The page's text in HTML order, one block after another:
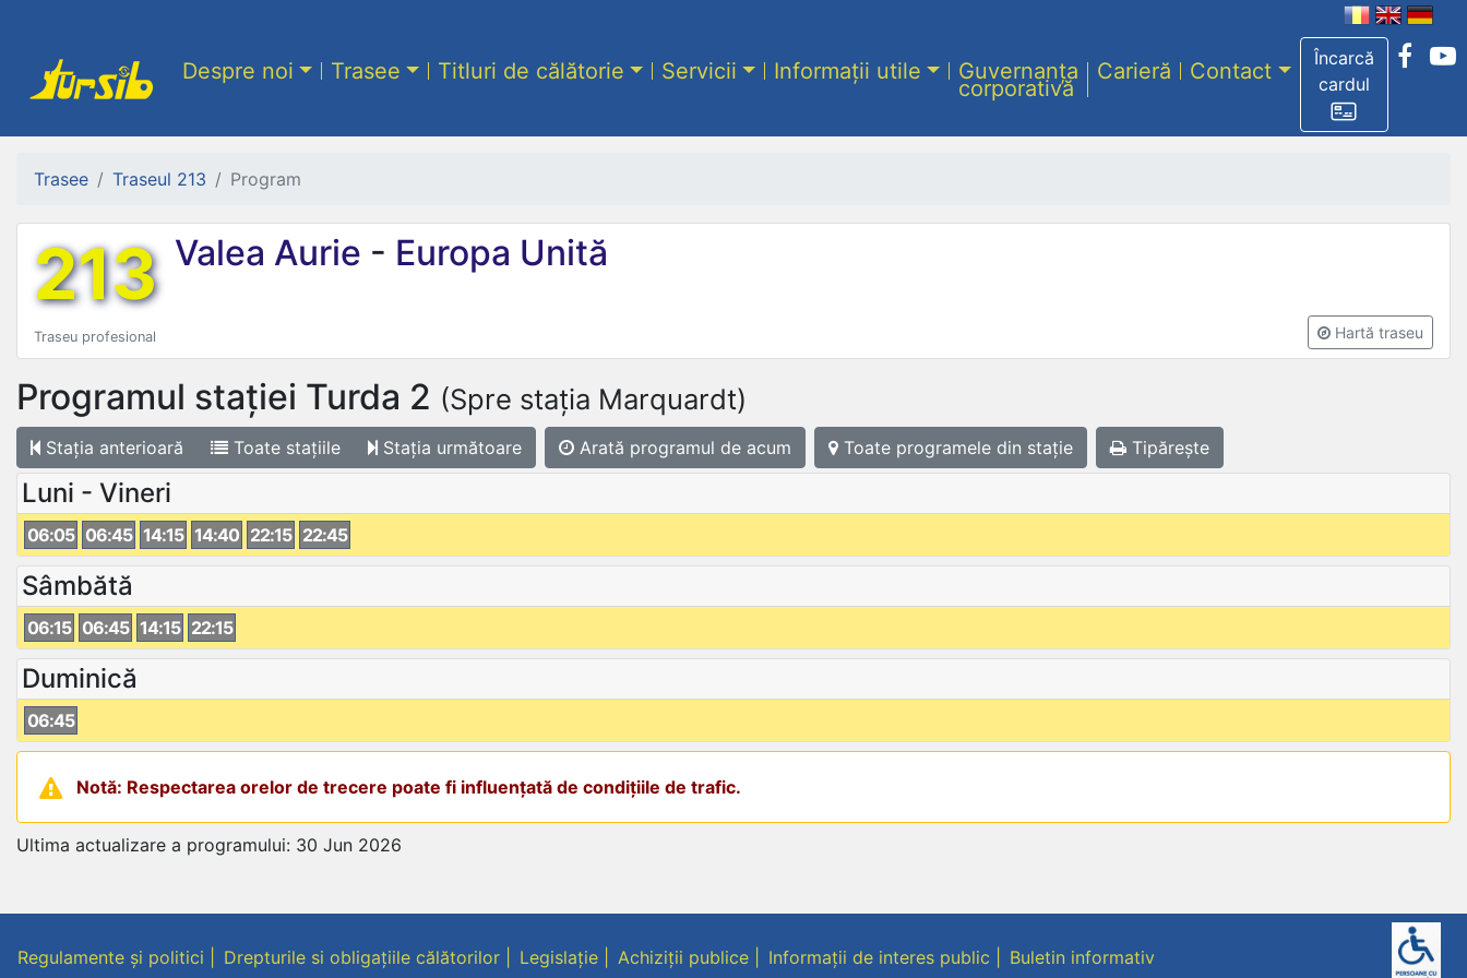
Încarcă
cardul
Despre noi Trasee Titluri de călătorie Servicii Informații utile Guvernanța
corporativă
Carieră Contact
Trasee Traseul 213 Program
213 Valea Aurie - Europa Unită
Traseu profesional Hartă traseu
Programul stației Turda 2 (Spre stația Marquardt)
Stația anterioară Toate stațiile Stația următoare Arată programul de acum Toate programele din stație Tipărește
Luni - Vineri
06:05 06:45 14:15 14:40 22:15 22:45
Sâmbătă
06:15 06:45 14:15 22:15
Duminică
06:45
Notă: Respectarea orelor de trecere poate fi influențată de condițiile de trafic.
Ultima actualizare a programului: 30 Jun 2026
Regulamente și politici Drepturile si obligațiile călătorilor Legislație Achiziții publice Informații de interes public Buletin informativ